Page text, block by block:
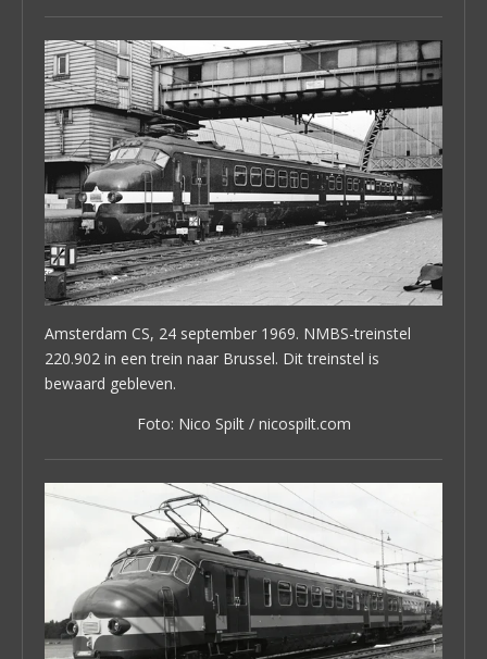
Amsterdam CS, 24 september 1969. NMBS-treinstel
220.902 in een trein naar Brussel. Dit treinstel is
bewaard gebleven.
Foto: Nico Spilt / nicospilt.com